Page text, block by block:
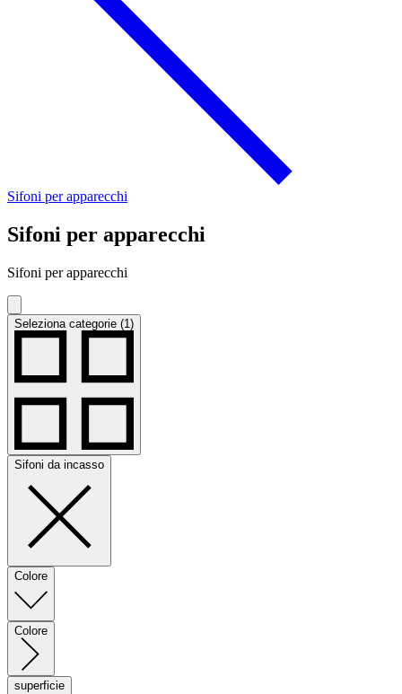
Sifoni per apparecchi
Sifoni per apparecchi
Sifoni per apparecchi
Seleziona categorie (1)
Sifoni da incasso
Colore
Colore
superficie